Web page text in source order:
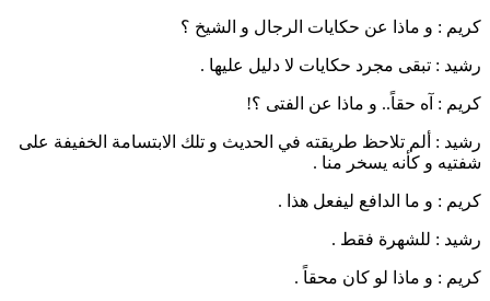
كريم : و ماذا عن حكايات الرجال و الشيخ ؟
رشيد : تبقى مجرد حكايات لا دليل عليها .
كريم : آه حقاً.. و ماذا عن الفتى ؟!
رشيد : ألم تلاحظ طريقته في الحديث و تلك الابتسامة الخفيفة على
شفتيه و كأنه يسخر منا .
كريم : و ما الدافع ليفعل هذا .
رشيد : للشهرة فقط .
كريم : و ماذا لو كان محقاً .